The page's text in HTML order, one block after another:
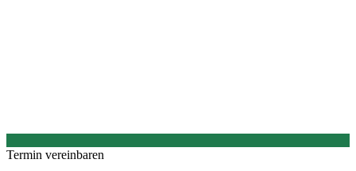
Termin vereinbaren